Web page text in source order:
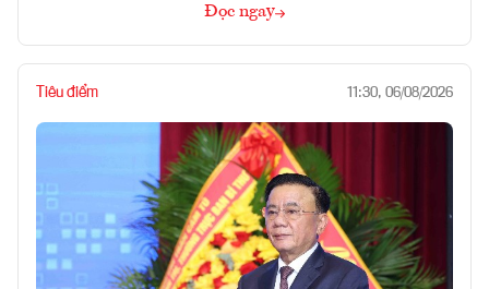
Đọc ngay
Tiêu điểm 11:30, 06/08/2026